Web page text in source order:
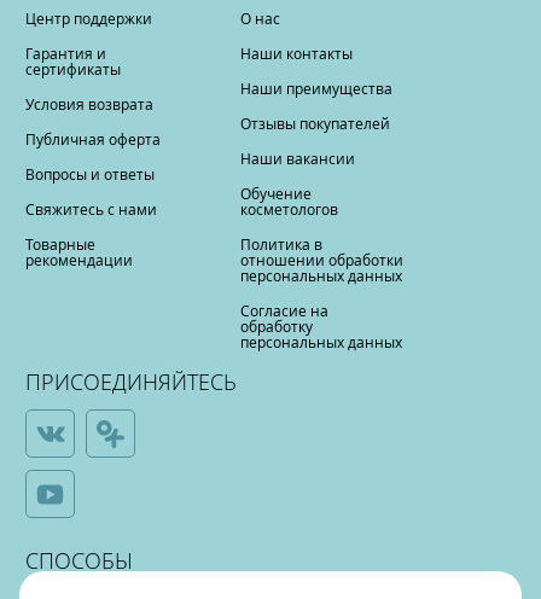
Центр поддержки
Гарантия и
сертификаты
Условия возврата
Публичная оферта
Вопросы и ответы
Свяжитесь с нами
Товарные
рекомендации
О нас
Наши контакты
Наши преимущества
Отзывы покупателей
Наши вакансии
Обучение
косметологов
Политика в
отношении обработки
персональных данных
Согласие на
обработку
персональных данных
ПРИСОЕДИНЯЙТЕСЬ
СПОСОБЫ
ОПЛАТЫ